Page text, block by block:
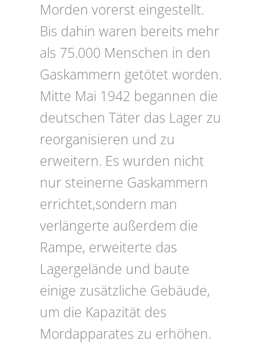
Morden vorerst eingestellt.
Bis dahin waren bereits mehr
als 75.000 Menschen in den
Gaskammern getötet worden.
Mitte Mai 1942 begannen die
deutschen Täter das Lager zu
reorganisieren und zu
erweitern. Es wurden nicht
nur steinerne Gaskammern
errichtet,sondern man
verlängerte außerdem die
Rampe, erweiterte das
Lagergelände und baute
einige zusätzliche Gebäude,
um die Kapazität des
Mordapparates zu erhöhen.